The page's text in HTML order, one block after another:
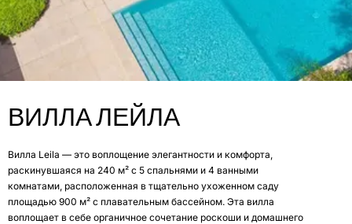
ВИЛЛА ЛЕЙЛА
Вилла Leila — это воплощение элегантности и комфорта,
раскинувшаяся на 240 м² с 5 спальнями и 4 ванными
комнатами, расположенная в тщательно ухоженном саду
площадью 900 м² с плавательным бассейном. Эта вилла
воплощает в себе органичное сочетание роскоши и домашнего